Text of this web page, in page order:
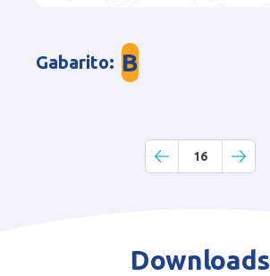
Gabarito: B
16
Downloads